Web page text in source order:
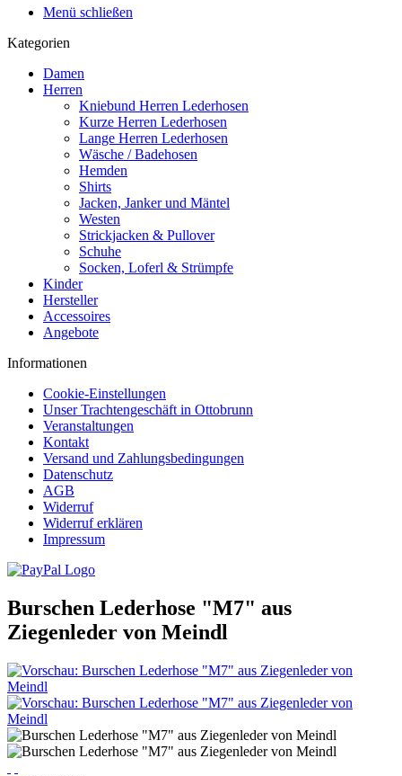
Menü schließen
Kategorien
Damen
Herren
Kniebund Herren Lederhosen
Kurze Herren Lederhosen
Lange Herren Lederhosen
Wäsche / Badehosen
Hemden
Shirts
Jacken, Janker und Mäntel
Westen
Strickjacken & Pullover
Schuhe
Socken, Loferl & Strümpfe
Kinder
Hersteller
Accessoires
Angebote
Informationen
Cookie-Einstellungen
Unser Trachtengeschäft in Ottobrunn
Veranstaltungen
Kontakt
Versand und Zahlungsbedingungen
Datenschutz
AGB
Widerruf
Widerruf erklären
Impressum
Burschen Lederhose "M7" aus
Ziegenleder von Meindl